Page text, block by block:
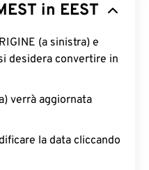
in EEST
(a sinistra) e
desidera convertire in
verrà aggiornata
la data cliccando